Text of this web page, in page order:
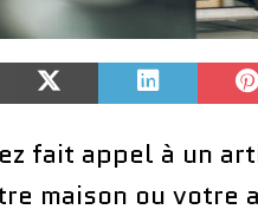
fait appel à un
maison ou votre